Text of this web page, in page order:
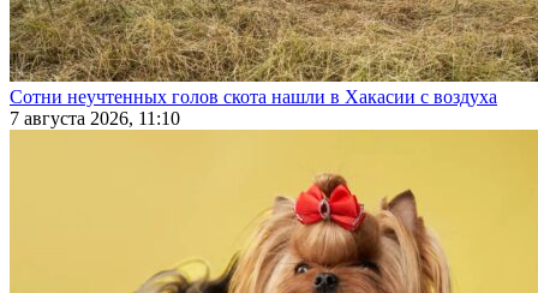
Сотни неучтенных голов скота нашли в Хакасии с воздуха
7 августа 2026, 11:10